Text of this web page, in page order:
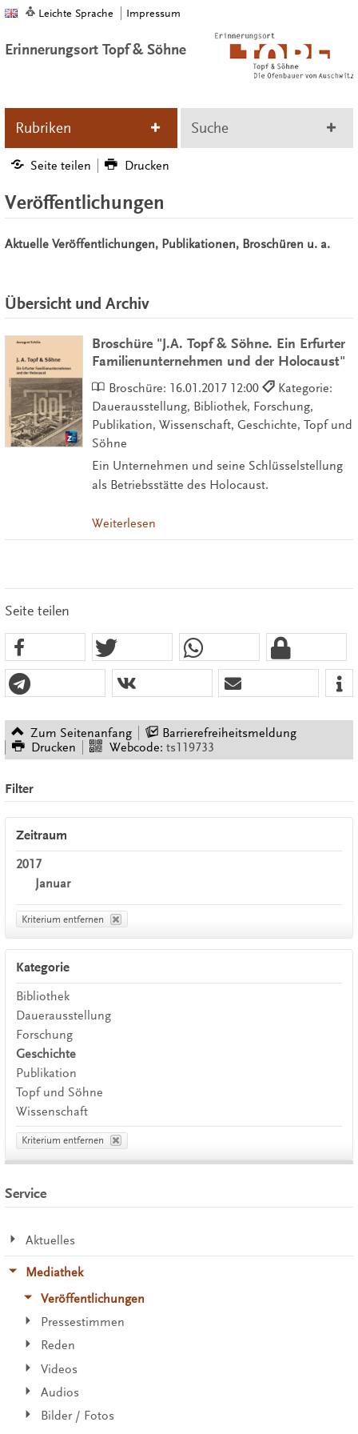
Leichte Sprache Impressum
Erinnerungsort Topf & Söhne
Rubriken Suche
Seite teilen Drucken
Veröffentlichungen
Aktuelle Veröffentlichungen, Publikationen, Broschüren u. a.
Übersicht und Archiv
Broschüre "J.A. Topf & Söhne. Ein Erfurter
Familienunternehmen und der Holocaust"
Broschüre: 16.01.2017 12:00
Kategorie:
Dauerausstellung, Bibliothek, Forschung,
Publikation, Wissenschaft, Geschichte, Topf und
Söhne
Ein Unternehmen und seine Schlüsselstellung
als Betriebsstätte des Holocaust.
Weiterlesen
Seite teilen
Zum Seitenanfang
Barrierefreiheitsmeldung
Drucken
Webcode: ts119733
Filter
Zeitraum
2017
Januar
Kriterium entfernen
Kategorie
Bibliothek
Dauerausstellung
Forschung
Geschichte
Publikation
Topf und Söhne
Wissenschaft
Kriterium entfernen
Service
Aktuelles
Mediathek
Veröffentlichungen
Pressestimmen
Reden
Videos
Audios
Bilder / Fotos